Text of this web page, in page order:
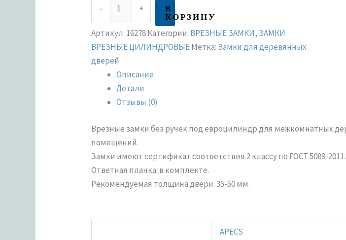
- + В
КОРЗИНУ
Артикул: 16278Категории: ВРЕЗНЫЕ ЗАМКИ, ЗАМКИ
ВРЕЗНЫЕ ЦИЛИНДРОВЫЕМетка: Замки для деревянных
дверей
Описание
Детали
Отзывы (0)
Врезные замки без ручек под евроцилиндр для межкомнатных
помещений.
Замки имеют сертификат соответствия 2 классу по ГОСТ 5089-2011.
Ответная планка: в комплекте.
Рекомендуемая толщина двери: 35-50 мм.
APECS